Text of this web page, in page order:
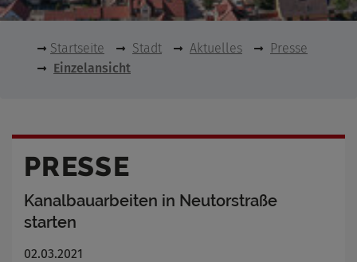
Startseite Stadt Aktuelles
Presse
Einzelansicht
PRESSE
Kanalbauarbeiten in Neutorstraße
starten
02.03.2021